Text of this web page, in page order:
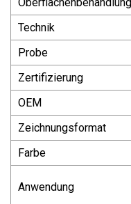
Technik
Probe
Zertifizierung
OEM
Zeichnungsformat
Farbe
Anwendung